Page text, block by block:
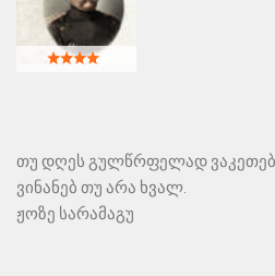
თუ დღეს გულწრფელად
ვინანებ თუ არა ხვალ.
ჟოზე სარამაგუ